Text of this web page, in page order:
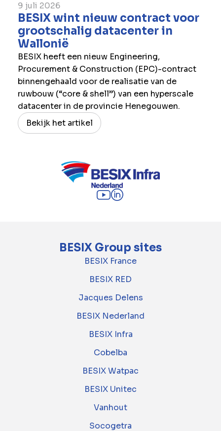
9 juli 2026
BESIX wint nieuw contract voor
grootschalig datacenter in
Wallonië
BESIX heeft een nieuw Engineering,
Procurement & Construction (EPC)-contract
binnengehaald voor de realisatie van de
ruwbouw (“core & shell”) van een hyperscale
datacenter in de provincie Henegouwen.
Bekijk het artikel
BESIX Group sites
BESIX France
BESIX RED
Jacques Delens
BESIX Nederland
BESIX Infra
Cobelba
BESIX Watpac
BESIX Unitec
Vanhout
Socogetra